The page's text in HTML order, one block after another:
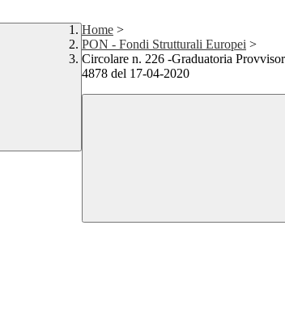
Home >
PON - Fondi Strutturali Europei >
Circolare n. 226 -Graduatoria
4878 del 17-04-2020